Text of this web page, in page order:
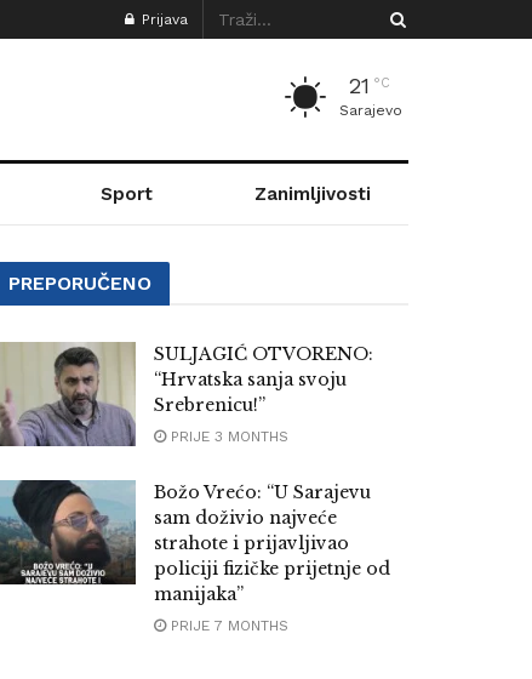
Prijava
21 °C
Sarajevo
Sport Zanimljivosti
PREPORUČENO
SULJAGIĆ OTVORENO:
“Hrvatska sanja svoju
Srebrenicu!”
PRIJE 3 MONTHS
Božo Vrećo: “U Sarajevu
sam doživio najveće
strahote i prijavljivao
policiji fizičke prijetnje od
manijaka”
PRIJE 7 MONTHS